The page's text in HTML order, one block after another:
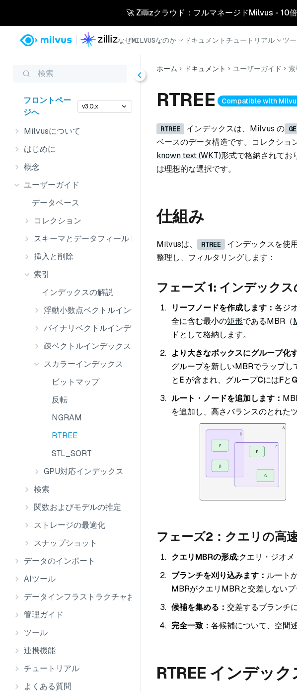
🚀 Zillizクラウド：フルマネージドMilvus - 10
なぜMILVUSなのか ドキュメント チュートリアル ツ
検索
フロントペー
ジへ
v3.0.x
Milvusについて
はじめに
概念
ユーザーガイド
データベース
コレクション
スキーマとデータフィールド
挿入と削除
索引
インデックスの解説
浮動小数点ベクトルインデックス
バイナリベクトルインデックス
疎ベクトルインデックス
スカラーインデックス
ビットマップ
反転
NGRAM
RTREE
STL_SORT
GPU対応インデックス
検索
関数およびモデルの推定
ストレージの最適化
スナップショット
データのインポート
AIツール
データインフラストラクチャおよび統合
管理ガイド
ツール
連携機能
チュートリアル
よくある質問
ホーム ドキュメント ユーザーガイド 索
RTREE Compatible with
RTREE インデックスは、Milvus の
ベースのデータ構造です。コレクショ
known text (WKT)形式で格納されてお
は理想的な選択です。
仕組み
Milvusは、 RTREE
インデックスを使
整理し、フィルタリングします：
フェーズ 1: インデック
リーフノードを作成します： 各ジ
全に含む最小の矩形であるMBR（
ドとして格納します。
より大きなボックスにグループ化
グループを新しいMBRでラップ
とE が含まれ、グループCにはFとG
ルート・ノードを追加します：
を追加し、高さバランスのとれた
フェーズ2：クエリの高
クエリMBRの形成:クエリ・ジオメ
ブランチを刈り込みます： ルート
MBRがクエリMBRと交差しないブ
候補を集める： 交差するブランチ
完全一致： 各候補について、空間
RTREE インデッ